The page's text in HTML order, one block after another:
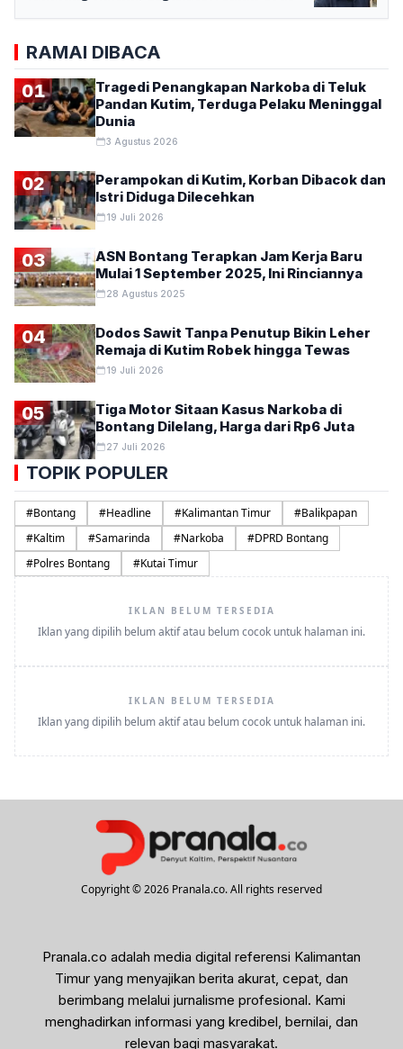
RAMAI DIBACA
01
Tragedi Penangkapan Narkoba di Teluk
Pandan Kutim, Terduga Pelaku Meninggal
Dunia
3 Agustus 2026
02
Perampokan di Kutim, Korban Dibacok dan
Istri Diduga Dilecehkan
19 Juli 2026
03
ASN Bontang Terapkan Jam Kerja Baru
Mulai 1 September 2025, Ini Rinciannya
28 Agustus 2025
04
Dodos Sawit Tanpa Penutup Bikin Leher
Remaja di Kutim Robek hingga Tewas
19 Juli 2026
05
Tiga Motor Sitaan Kasus Narkoba di
Bontang Dilelang, Harga dari Rp6 Juta
27 Juli 2026
TOPIK POPULER
#Bontang #Headline #Kalimantan Timur #Balikpapan
#Kaltim #Samarinda #Narkoba #DPRD Bontang
#Polres Bontang #Kutai Timur
IKLAN BELUM TERSEDIA
Iklan yang dipilih belum aktif atau belum cocok untuk halaman ini.
IKLAN BELUM TERSEDIA
Iklan yang dipilih belum aktif atau belum cocok untuk halaman ini.
Copyright © 2026 Pranala.co. All rights reserved
Pranala.co adalah media digital referensi Kalimantan
Timur yang menyajikan berita akurat, cepat, dan
berimbang melalui jurnalisme profesional. Kami
menghadirkan informasi yang kredibel, bernilai, dan
relevan bagi masyarakat.